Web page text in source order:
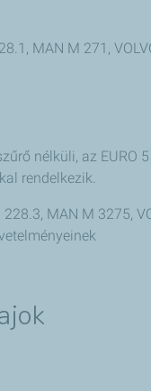
MAN M 271,
nélküli, az
rendelkezik.
228.3, MAN M 3275,